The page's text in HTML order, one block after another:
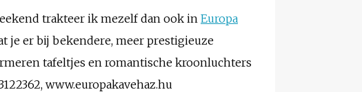
trakteer ik mezelf dan ook in Europa
je er bij bekendere, meer prestigieuze
tafeltjes en romantische kroonluchters
www.europakavehaz.hu